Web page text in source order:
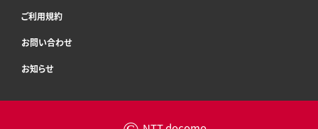
ご利用規約
お問い合わせ
お知らせ